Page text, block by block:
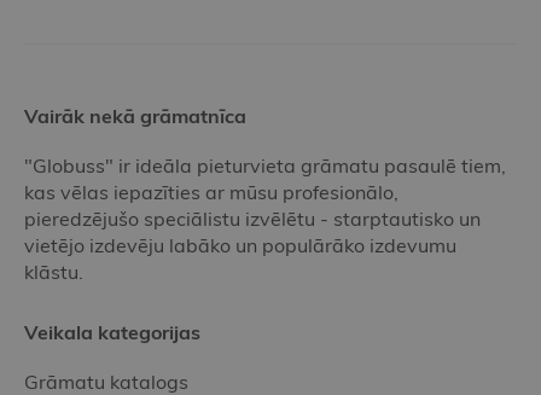
Vairāk nekā grāmatnīca
"Globuss" ir ideāla pieturvieta grāmatu pasaulē tiem,
kas vēlas iepazīties ar mūsu profesionālo,
pieredzējušo speciālistu izvēlētu - starptautisko un
vietējo izdevēju labāko un populārāko izdevumu
klāstu.
Veikala kategorijas
Grāmatu katalogs